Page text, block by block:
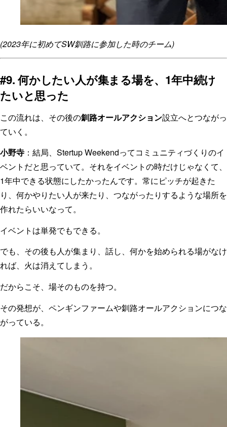
(2023年に初めてSW釧路に参加した時のチーム)
#9. 何かしたい人が集まる場を、1年中続け
たいと思った
この流れは、その後の釧路オールアクション設立へとつながっ
ていく。
小野寺 ：結局、Stertup Weekendってコミュニティづくりのイ
ベントだと思っていて。それをイベントの時だけじゃなくて、
1年中できる状態にしたかったんです。常にピッチが起きた
り、何かやりたい人が来たり、つながったりするような場所を
作れたらいいなって。
イベントは単発でもできる。
でも、その後も人が集まり、話し、何かを始められる場がなけ
れば、火は消えてしまう。
だからこそ、場そのものを持つ。
その発想が、ペンギンファームや釧路オールアクションにつな
がっている。